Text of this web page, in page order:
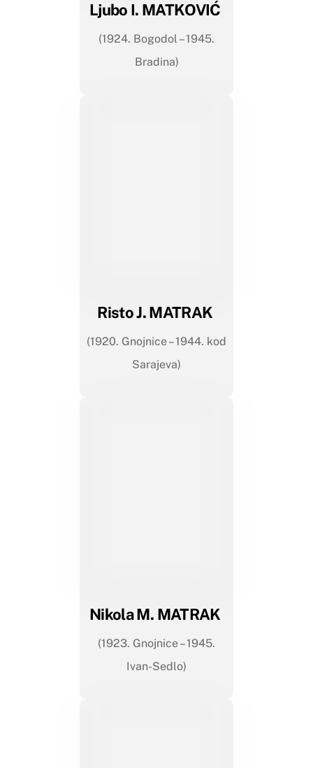
Ljubo I. MATKOVIĆ
(1924. Bogodol – 1945.
Bradina)
Risto J. MATRAK
(1920. Gnojnice – 1944. kod
Sarajeva)
Nikola M. MATRAK
(1923. Gnojnice – 1945.
Ivan-Sedlo)